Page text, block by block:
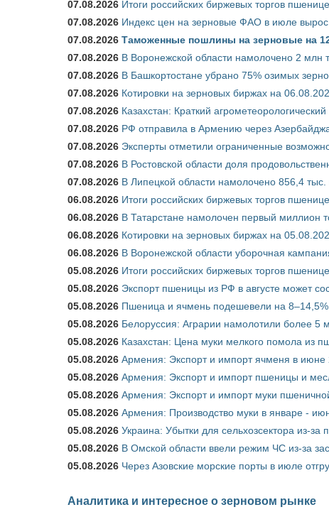
07.08.2026 Итоги российских биржевых торгов
07.08.2026 Индекс цен на зерновые ФАО в июле
07.08.2026 Таможенные пошлины на зерновые на 12
07.08.2026 В Воронежской области намолочено 2 млн
07.08.2026 В Башкортостане убрано 75% озимых
07.08.2026 Котировки на зерновых биржах на
07.08.2026 Казахстан: Краткий
07.08.2026 РФ отправила в Армению через
07.08.2026 Эксперты отметили ограниченные
07.08.2026 В Ростовской области доля
07.08.2026 В Липецкой области намолочено 856,4 тыс.
06.08.2026 Итоги российских биржевых торгов
06.08.2026 В Татарстане намолочен первый миллион
06.08.2026 Котировки на зерновых биржах на
06.08.2026 В Воронежской области уборочная
05.08.2026 Итоги российских биржевых торгов
05.08.2026 Экспорт пшеницы из РФ в августе может
05.08.2026 Пшеница и ячмень подешевели на 8–14,5%
05.08.2026 Белоруссия: Аграрии намолотили более 5
05.08.2026 Казахстан: Цена муки мелкого помола из
05.08.2026 Армения: Экспорт и импорт ячменя в июне
05.08.2026 Армения: Экспорт и импорт пшеницы и
05.08.2026 Армения: Экспорт и импорт муки
05.08.2026 Армения: Производство муки в январе -
05.08.2026 Украина: Убытки для сельхозсектора из-за
05.08.2026 В Омской области ввели режим ЧС из-за
05.08.2026 Через Азовские морские порты в июле
Аналитика и интересное о зерновом рынке